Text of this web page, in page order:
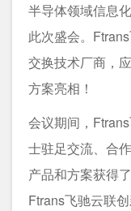
半导体领域信息
此次盛会。
交换技术厂商，
方案亮相！
会议期间，
士驻足交流、合
产品和方案获得
Ftrans飞驰云联